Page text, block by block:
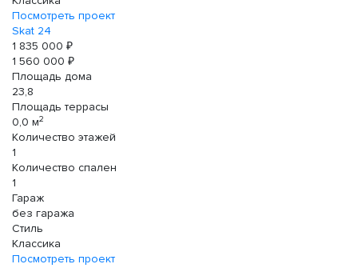
Посмотреть проект
Skat 24
1 835 000 ₽
1 560 000 ₽
Площадь дома
23,8
Площадь террасы
0,0 м2
Количество этажей
1
Количество спален
1
Гараж
без гаража
Стиль
Классика
Посмотреть проект